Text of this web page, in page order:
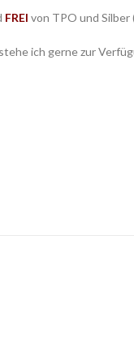
FREI von TPO und Silber
ich gerne zur